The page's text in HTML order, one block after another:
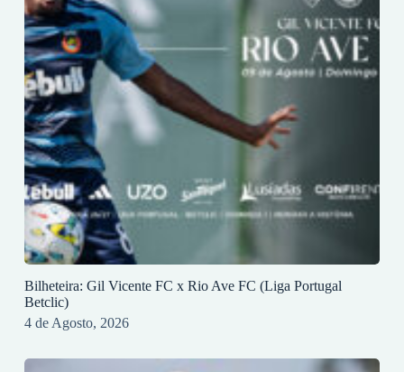
Bilheteira: Gil Vicente FC x Rio Ave FC (Liga Portugal
Betclic)
4 de Agosto, 2026